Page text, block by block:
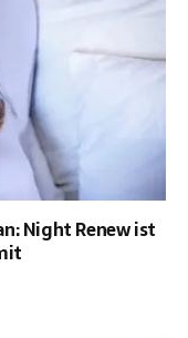
Night Renew ist